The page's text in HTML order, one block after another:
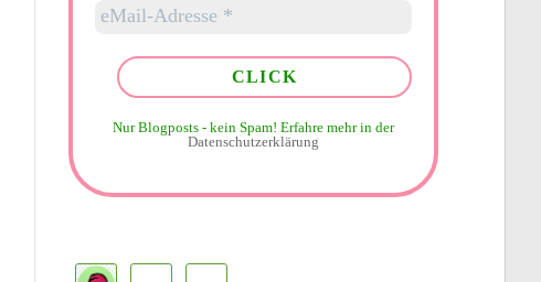
Nur Blogposts - kein Spam! Erfahre mehr in der
Datenschutzerklärung